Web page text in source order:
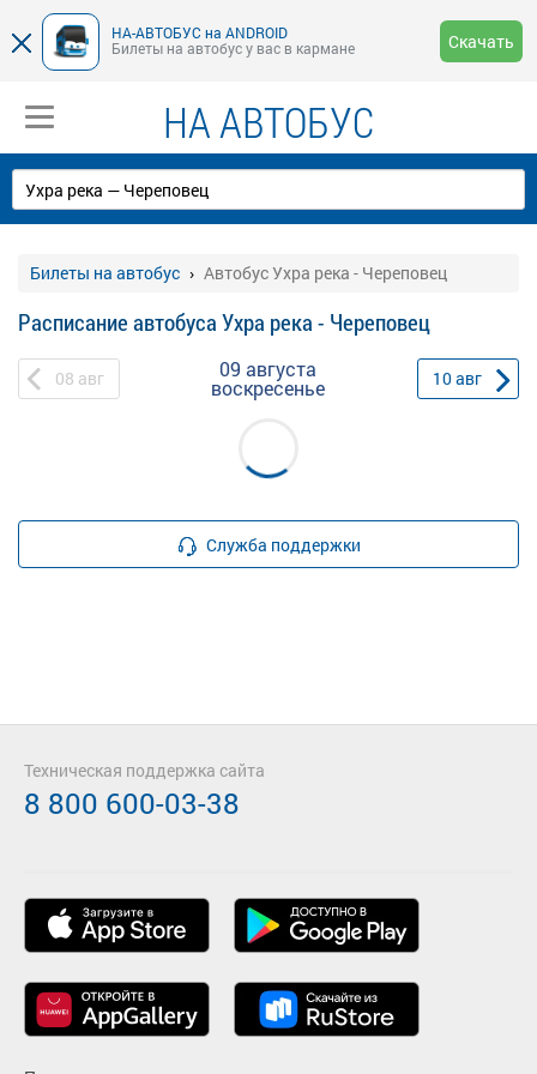
НА-АВТОБУС на ANDROID
Билеты на автобус у вас в кармане
Скачать
НА АВТОБУС
Билеты на автобус Автобус Ухра река - Череповец
Расписание автобуса Ухра река - Череповец
08 авг 09 августа
воскресенье 10авг
Служба поддержки
Техническая поддержка сайта
8 800 600-03-38